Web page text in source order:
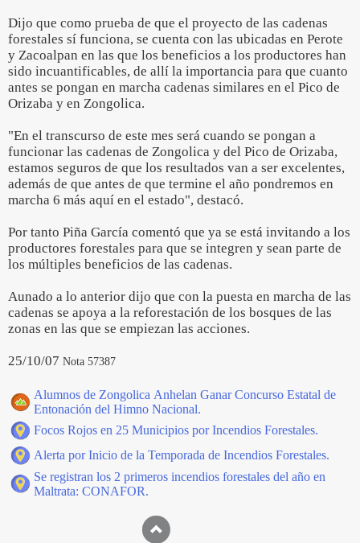
Dijo que como prueba de que el proyecto de las cadenas
forestales sí funciona, se cuenta con las ubicadas en Perote
y Zacoalpan en las que los beneficios a los productores han
sido incuantificables, de allí la importancia para que cuanto
antes se pongan en marcha cadenas similares en el Pico de
Orizaba y en Zongolica.
"En el transcurso de este mes será cuando se pongan a
funcionar las cadenas de Zongolica y del Pico de Orizaba,
estamos seguros de que los resultados van a ser excelentes,
además de que antes de que termine el año pondremos en
marcha 6 más aquí en el estado", destacó.
Por tanto Piña García comentó que ya se está invitando a los
productores forestales para que se integren y sean parte de
los múltiples beneficios de las cadenas.
Aunado a lo anterior dijo que con la puesta en marcha de las
cadenas se apoya a la reforestación de los bosques de las
zonas en las que se empiezan las acciones.
25/10/07 Nota 57387
Alumnos de Zongolica Anhelan Ganar Concurso Estatal de
Entonación del Himno Nacional.
Focos Rojos en 25 Municipios por Incendios Forestales.
Alerta por Inicio de la Temporada de Incendios Forestales.
Se registran los 2 primeros incendios forestales del año en
Maltrata: CONAFOR.